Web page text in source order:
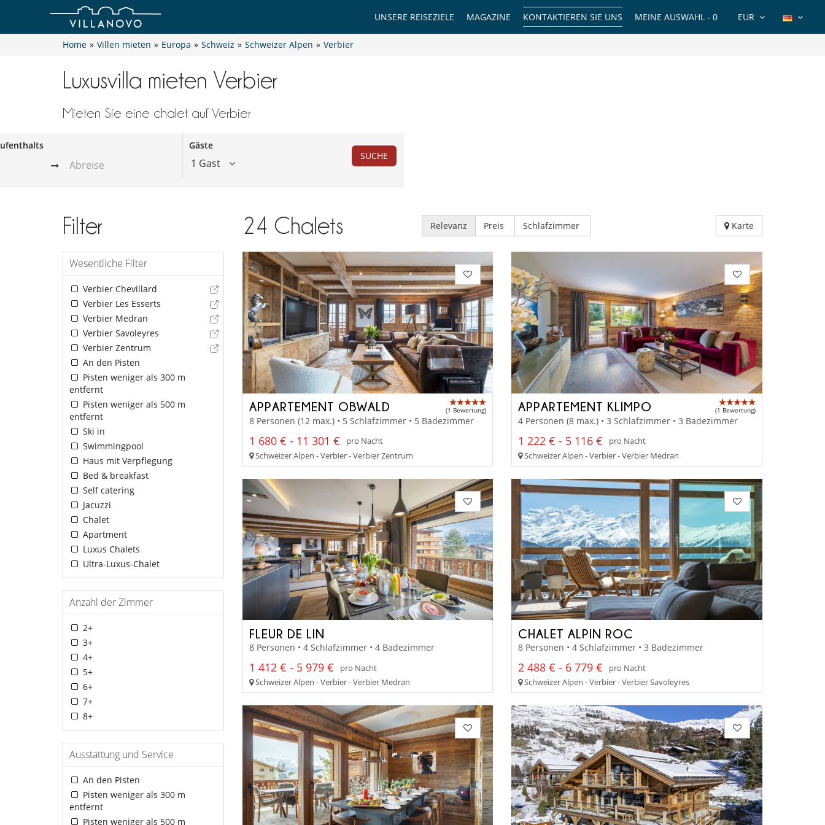
EUR
MEINE AUSWAHL - 0
KONTAKTIEREN SIE UNS
MAGAZINE
UNSERE REISEZIELE
Home » Villen mieten » Europa » Schweiz » Schweizer Alpen » Verbier
Luxusvilla mieten Verbier
Mieten Sie eine chalet auf Verbier
Gäste
1 Gast
SUCHE
Filter
Wesentliche Filter
Verbier Chevillard
Verbier Les Esserts
Verbier Medran
Verbier Savoleyres
Verbier Zentrum
An den Pisten
Pisten weniger als 300 m
entfernt
Pisten weniger als 500 m
entfernt
Ski in
Swimmingpool
Haus mit Verpflegung
Bed & breakfast
Self catering
Jacuzzi
Chalet
Apartment
Luxus Chalets
Ultra-Luxus-Chalet
Anzahl der Zimmer
2+
3+
4+
5+
6+
7+
8+
Ausstattung und Service
An den Pisten
Pisten weniger als 300 m
entfernt
Pisten weniger als 500 m
24 Chalets Relevanz Preis Schlafzimmer Karte
APPARTEMENT OBWALD (1 Bewertung)
8 Personen (12 max.) • 5 Schlafzimmer • 5 Badezimmer
1 680 € - 11 301 €
pro Nacht
Schweizer Alpen - Verbier - Verbier Zentrum
APPARTEMENT KLIMPO (1 Bewertung)
4 Personen (8 max.) • 3 Schlafzimmer • 3 Badezimmer
1 222 € - 5 116 €
pro Nacht
Schweizer Alpen - Verbier - Verbier Medran
FLEUR DE LIN
8 Personen • 4 Schlafzimmer • 4 Badezimmer
1 412 € - 5 979 €
pro Nacht
Schweizer Alpen - Verbier - Verbier Medran
CHALET ALPIN ROC
8 Personen • 4 Schlafzimmer • 3 Badezimmer
2 488 € - 6 779 €
pro Nacht
Schweizer Alpen - Verbier - Verbier Savoleyres